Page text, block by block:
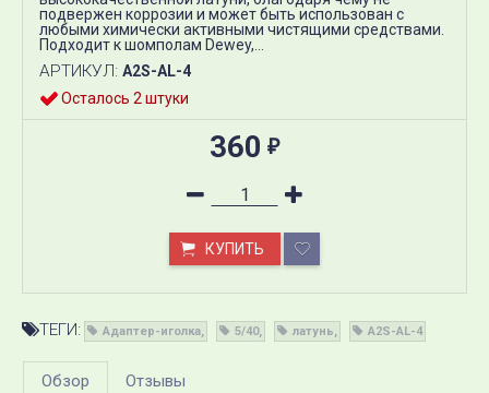
подвержен коррозии и может быть использован с
любыми химически активными чистящими средствами.
Подходит к шомполам Dewey,...
АРТИКУЛ: A2S-AL-4
Осталось 2 штуки
360 ₽
КУПИТЬ
ТЕГИ: ​Адаптер-иголка 5/40 латунь A2S-AL-4
Обзор Отзывы